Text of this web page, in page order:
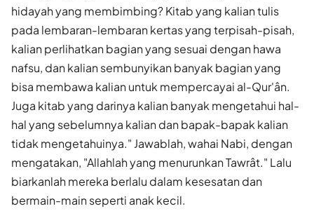
hidayah yang membimbing? Kitab yang kalian tulis
pada lembaran-lembaran kertas yang terpisah-pisah,
kalian perlihatkan bagian yang sesuai dengan hawa
nafsu, dan kalian sembunyikan banyak bagian yang
bisa membawa kalian untuk mempercayai al-Qur'ân.
Juga kitab yang darinya kalian banyak mengetahui hal-
hal yang sebelumnya kalian dan bapak-bapak kalian
tidak mengetahuinya." Jawablah, wahai Nabi, dengan
mengatakan, "Allahlah yang menurunkan Tawrât." Lalu
biarkanlah mereka berlalu dalam kesesatan dan
bermain-main seperti anak kecil.